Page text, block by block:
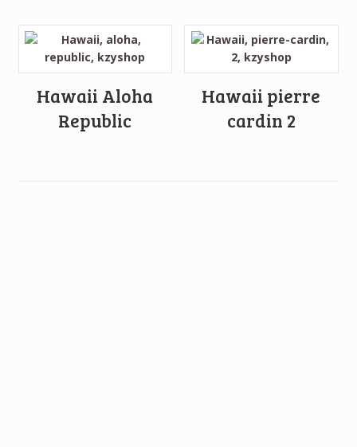
Hawaii Aloha
Republic
Hawaii pierre
cardin 2